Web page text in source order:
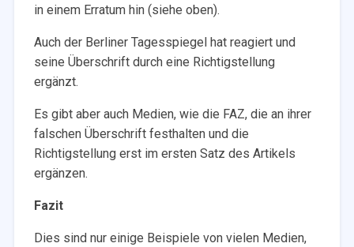
in einem Erratum hin (siehe oben).
Auch der Berliner Tagesspiegel hat reagiert und
seine Überschrift durch eine Richtigstellung
ergänzt.
Es gibt aber auch Medien, wie die FAZ, die an ihrer
falschen Überschrift festhalten und die
Richtigstellung erst im ersten Satz des Artikels
ergänzen.
Fazit
Dies sind nur einige Beispiele von vielen Medien,